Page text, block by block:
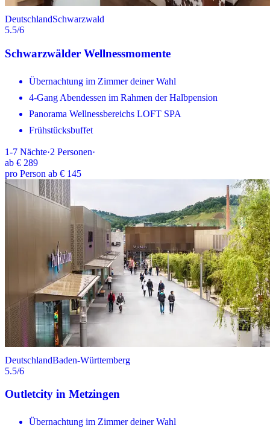
DeutschlandSchwarzwald
5.5/6
Schwarzwälder Wellnessmomente
Übernachtung im Zimmer deiner Wahl
4-Gang Abendessen im Rahmen der Halbpension
Panorama Wellnessbereichs LOFT SPA
Frühstücksbuffet
1-7 Nächte·2 Personen·
ab € 289
pro Person ab € 145
DeutschlandBaden-Württemberg
5.5/6
Outletcity in Metzingen
Übernachtung im Zimmer deiner Wahl